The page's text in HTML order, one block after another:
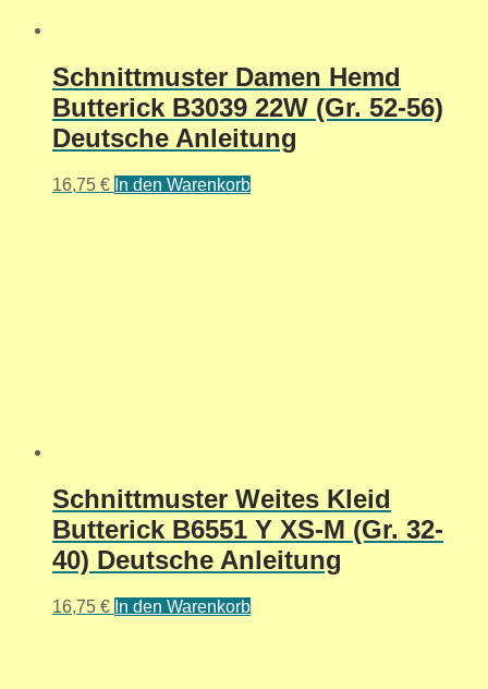
Schnittmuster Damen Hemd
Butterick B3039 22W (Gr. 52-56)
Deutsche Anleitung
16,75 € In den Warenkorb
Schnittmuster Weites Kleid
Butterick B6551 Y XS-M (Gr. 32-
40) Deutsche Anleitung
16,75 € In den Warenkorb